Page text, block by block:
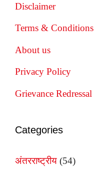
Disclaimer
Terms & Conditions
About us
Privacy Policy
Grievance Redressal
Categories
अंतरराष्ट्रीय (54)